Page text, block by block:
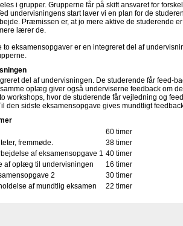
i grupper. Grupperne får på skift ansvaret for
undervisningens start laver vi en plan for de
Præmissen er, at jo mere aktive de studerende
lærer de.
to eksamensopgaver er en integreret del af
del af undervisningen. De studerende får feed-
oplæg giver også underviserne feedback om
workshops, hvor de studerende får vejledning og
den sidste eksamensopgave gives mundtligt
60 timer
fremmøde.
38 timer
af eksamensopgave 1 40 timer
af oplæg til undervisningen
16 timer
2
30 timer
af mundtlig eksamen
22 timer